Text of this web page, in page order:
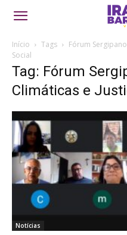
Início Tags
Fórum
Social
Tag: Fórum
Climáticas e
Notícias